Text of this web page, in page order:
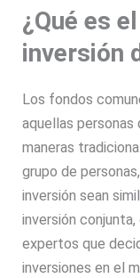
¿Qué es
inversión
Los fondos
aquellas personas
maneras
grupo de
inversión sean
inversión
expertos que
inversiones en el